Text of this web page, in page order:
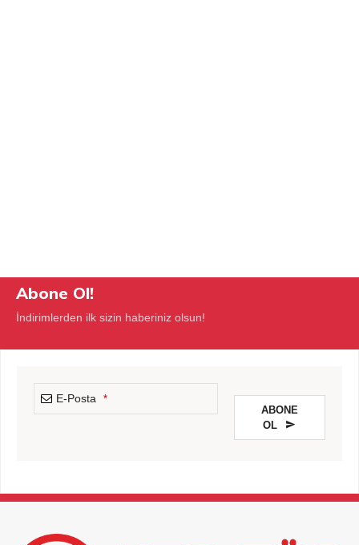
Abone Ol!
İndirimlerden ilk sizin haberiniz olsun!
E-Posta *
ABONE
OL
field